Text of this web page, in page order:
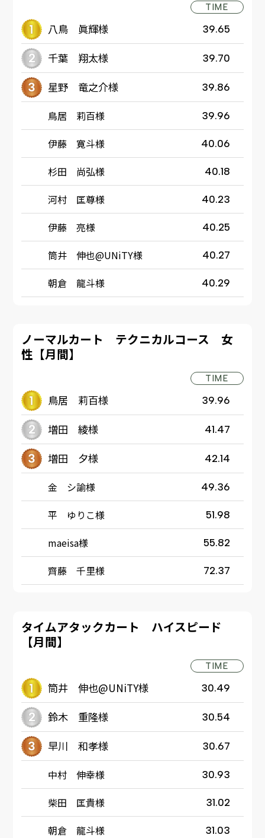
TIME
八鳥 眞輝様 39.65
千葉 翔太様 39.70
星野 竜之介様 39.86
鳥居 莉百様 39.96
伊藤 寛斗様 40.06
杉田 尚弘様 40.18
河村 匡尊様 40.23
伊藤 亮様 40.25
筒井 伸也@UNiTY様 40.27
朝倉 龍斗様 40.29
ノーマルカート テクニカルコース 女
性【月間】
TIME
鳥居 莉百様 39.96
増田 綾様 41.47
増田 夕様 42.14
金 シ諭様 49.36
平 ゆりこ様 51.98
maeisa様 55.82
齊藤 千里様 72.37
タイムアタックカート ハイスピード
【月間】
TIME
筒井 伸也@UNiTY様 30.49
鈴木 重隆様 30.54
早川 和孝様 30.67
中村 伸幸様 30.93
柴田 匡貴様 31.02
朝倉 龍斗様 31.03